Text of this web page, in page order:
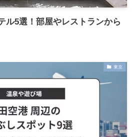
ル5選！部屋やレストランから
東京